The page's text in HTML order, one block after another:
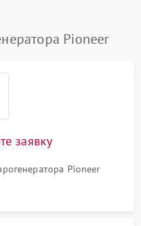
Подробнее →
₽ Подробнее →
Pioneer
заявку
Pioneer